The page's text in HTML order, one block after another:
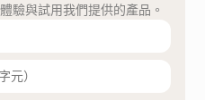
驗與試用我們提供的產品。